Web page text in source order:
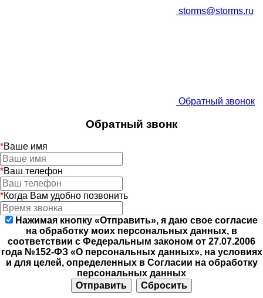
storms@storms.ru
Обратный звонок
Обратный звонк
*Ваше имя
*Ваш телефон
*Когда Вам удобно позвонить
Нажимая кнопку «Отправить», я даю свое согласие
на обработку моих персональных данных, в
соответствии с Федеральным законом от 27.07.2006
года №152-ФЗ «О персональных данных», на условиях
и для целей, определенных в Согласии на обработку
персональных данных